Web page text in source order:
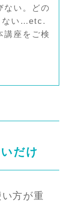
ない。どの
ない…etc.
講座をご検
だけ
方が重